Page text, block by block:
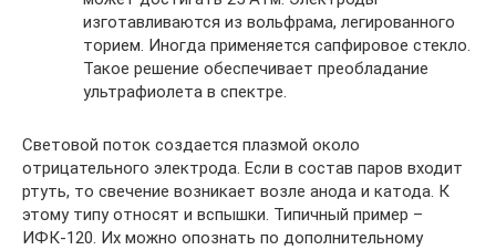
изготавливаются из вольфрама, легированного
торием. Иногда применяется сапфировое стекло.
Такое решение обеспечивает преобладание
ультрафиолета в спектре.
Световой поток создается плазмой около
отрицательного электрода. Если в состав паров входит
ртуть, то свечение возникает возле анода и катода. К
этому типу относят и вспышки. Типичный пример –
ИФК-120. Их можно опознать по дополнительному